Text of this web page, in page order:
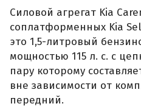
Силовой агрегат Kia
соплатформенных Kia
это 1,5-литровый
мощностью 115 л. с. с
пару которому
вне зависимости от
передний.